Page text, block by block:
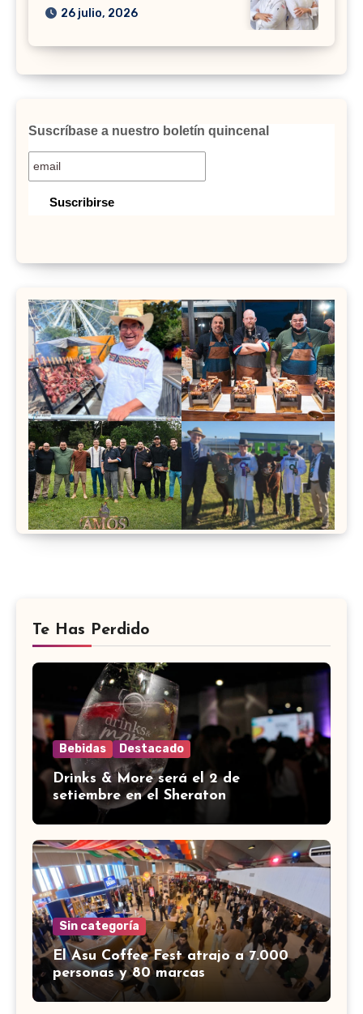
26 julio, 2026
Suscríbase a nuestro boletín quincenal
Te Has Perdido
Bebidas Destacado
Drinks & More será el 2 de
setiembre en el Sheraton
Sin categoría
El Asu Coffee Fest atrajo a 7.000
personas y 80 marcas